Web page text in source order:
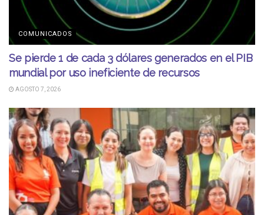
COMUNICADOS
Se pierde 1 de cada 3 dólares generados en el PIB
mundial por uso ineficiente de recursos
AGOSTO 7, 2026